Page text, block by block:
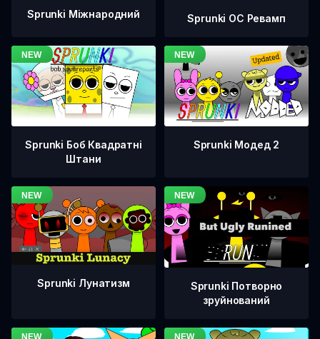
Sprunki Міжнародний Sprunki OC Ревамп
Sprunki Боб Квадратні
Штани
Sprunki Модед 2
Sprunki Лунатизм
Sprunki Потворно
зруйнований